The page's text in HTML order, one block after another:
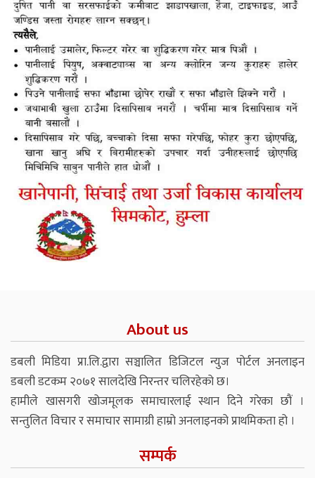
About us
डबली मिडिया प्रा.लि.द्वारा सञ्चालित डिजिटल न्युज पोर्टल अनलाइन
डबली डटकम २०७१ सालदेखि निरन्तर चलिरहेको छ।
हामीले खासगरी खोजमूलक समाचारलाई स्थान दिने गरेका छौं ।
सन्तुलित विचार र समाचार सामाग्री हाम्रो अनलाइनको प्राथमिकता हो ।
सम्पर्क